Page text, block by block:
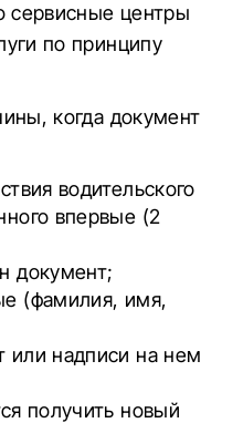
сервисные центры
по принципу
когда документ
водительского
впервые (2
документ;
(фамилия, имя,
или надписи на нем
получить новый